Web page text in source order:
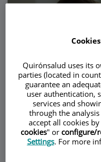
PSIQUIATRÍA
PSIQUIATRÍA
Quirónsalud uses its
parties (located in
guarantee an
user authentication,
services and
through the
accept all cookies
cookies" or configure/
Settings. For more